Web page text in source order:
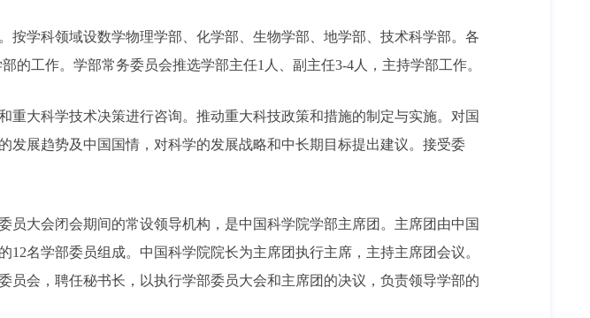
学科领域设数学物理学部、化学部、生物学部、地学部、技术科学部。各
工作。学部常务委员会推选学部主任1人、副主任3-4人，主持学部工作。
大科学技术决策进行咨询。推动重大科技政策和措施的制定与实施。对国
展趋势及中国国情，对科学的发展战略和中长期目标提出建议。接受委
大会闭会期间的常设领导机构，是中国科学院学部主席团。主席团由中国
名学部委员组成。中国科学院院长为主席团执行主席，主持主席团会议。
会，聘任秘书长，以执行学部委员大会和主席团的决议，负责领导学部的